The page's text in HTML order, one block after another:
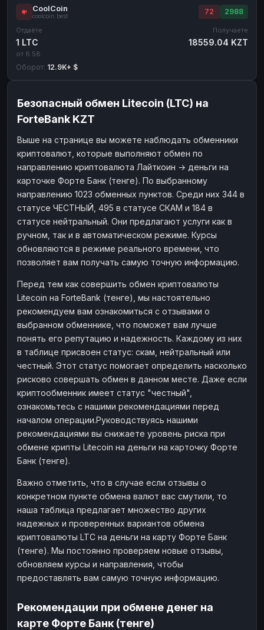
CoolCoin
coolcoin.best
72 2988
Отдаёте
1 LTC
от 6.58
Получаете
18559.04 KZT
Оборот: 12.9K+ $
Безопасный обмен Litecoin (LTC) на
ForteBank KZT
Выше на странице вы можете наблюдать обменники
криптовалют, которые выполняют обмен по
направлению криптовалюта Лайткоин → деньги на
карточке Форте Банк (тенге). По выбранному
направлению 1023 обменных пунктов. Среди них 344 в
статусе ЧЕСТНЫЙ, 495 в статусе СКАМ и 184 в
статусе нейтральный. Они предлагают услуги как в
ручном, так и в автоматическом режиме. Курсы
обновляются в режиме реального времени, что
позволяет вам получать самую точную информацию.
Перед тем как совершить обмен криптовалюты
Litecoin на ForteBank (тенге), мы настоятельно
рекомендуем вам ознакомиться с отзывами о
выбранном обменнике, что поможет вам лучше
понять его репутацию и надежность. Каждому из них
в таблице присвоен статус: скам, нейтральный или
честный. Этот статус помогает определить насколько
рисково совершать обмен в данном месте. Даже если
криптообменник имеет статус "честный",
ознакомьтесь с нашими рекомендациями перед
началом операции.Руководствуясь нашими
рекомендациями вы снижаете уровень риска при
обмене крипты Litecoin на деньги на карточку Форте
Банк (тенге).
Важно отметить, что в случае если отзывы о
конкретном пункте обмена валют вас смутили, то
наша таблица предлагает множество других
надежных и проверенных вариантов обмена
криптовалюты LTC на деньги на карту Форте Банк
(тенге). Мы постоянно проверяем новые отзывы,
обновляем курсы и направления, чтобы
предоставлять вам самую точную информацию.
Рекомендации при обмене денег на
карте Форте Банк (тенге)